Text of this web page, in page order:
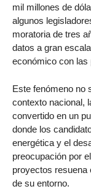
mil millones de
algunos
moratoria de tres
datos a gran
económico con las
Este fenómeno no
contexto nacional,
convertido en un
donde los
energética y el
preocupación por
proyectos resuena
de su entorno.